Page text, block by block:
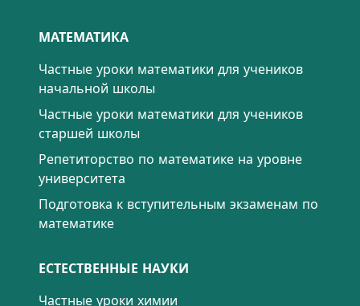
МАТЕМАТИКА
Частные уроки математики для учеников
начальной школы
Частные уроки математики для учеников
старшей школы
Репетиторство по математике на уровне
университета
Подготовка к вступительным экзаменам по
математике
ЕСТЕСТВЕННЫЕ НАУКИ
Частные уроки химии